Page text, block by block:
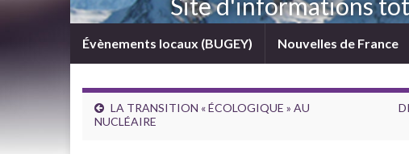
Évènements locaux (BUGEY) Nouvelles de France
LA TRANSITION « ÉCOLOGIQUE » AU
NUCLÉAIRE